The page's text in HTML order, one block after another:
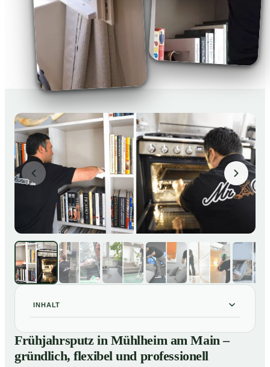
INHALT
01 Frühjahrsputz in Mühlheim am Main – gründlich,
flexibel und professionell
Frühjahrsputz in Mühlheim am Main –
gründlich, flexibel und professionell